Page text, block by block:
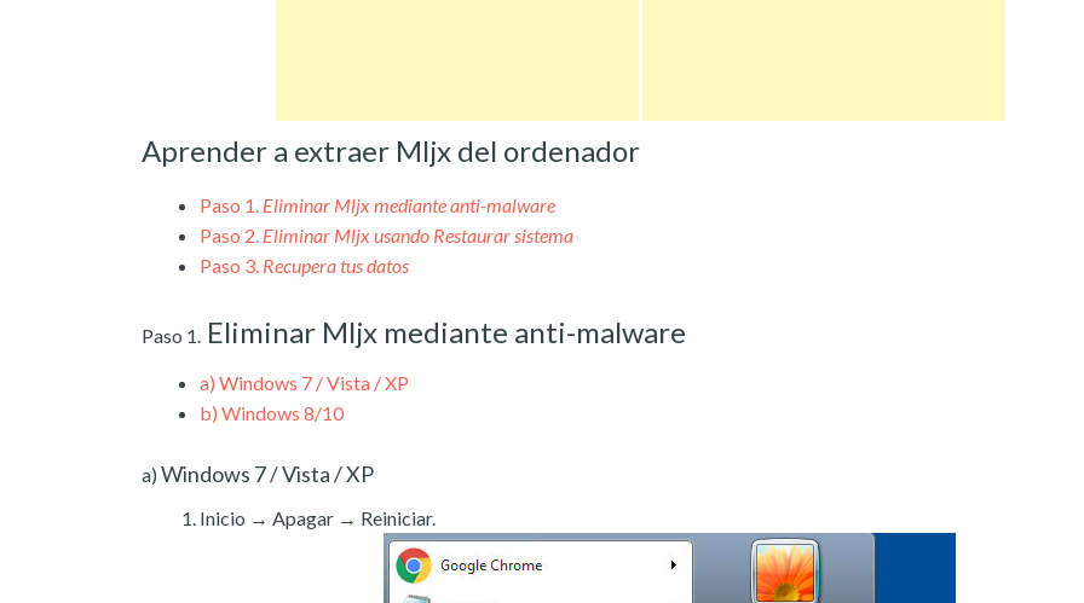
Aprender a extraer Mljx del ordenador
Paso 1. Eliminar Mljx mediante anti-malware
Paso 2. Eliminar Mljx usando Restaurar sistema
Paso 3. Recupera tus datos
Paso 1. Eliminar Mljx mediante anti-malware
a) Windows 7 / Vista / XP
b) Windows 8/10
a) Windows 7 / Vista / XP
Inicio → Apagar → Reiniciar.